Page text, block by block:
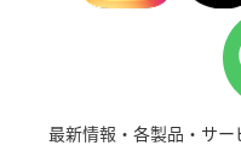
最新情報・各製品・サ